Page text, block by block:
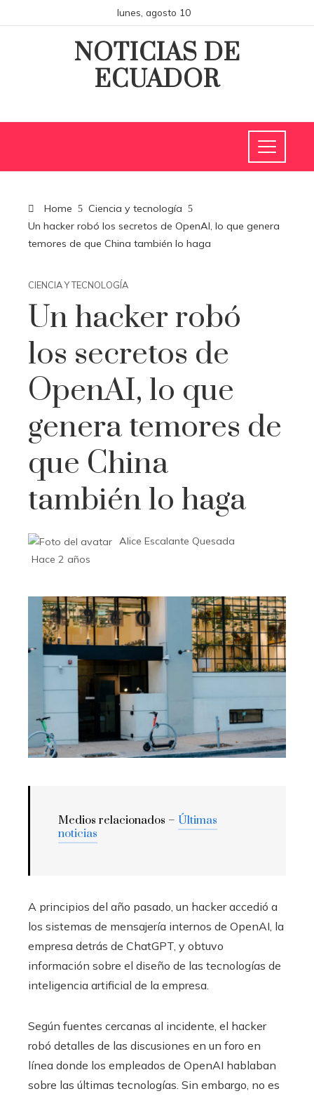
lunes, agosto 10
NOTICIAS DE
ECUADOR
Home
Ciencia y tecnología
Un hacker robó los secretos de OpenAI, lo que genera
temores de que China también lo haga
CIENCIA Y TECNOLOGÍA
Un hacker robó
los secretos de
OpenAI, lo que
genera temores de
que China
también lo haga
Alice Escalante Quesada
Hace 2 años
Medios relacionados – Últimas
noticias
A principios del año pasado, un hacker accedió a
los sistemas de mensajería internos de OpenAI, la
empresa detrás de ChatGPT, y obtuvo
información sobre el diseño de las tecnologías de
inteligencia artificial de la empresa.
Según fuentes cercanas al incidente, el hacker
robó detalles de las discusiones en un foro en
línea donde los empleados de OpenAI hablaban
sobre las últimas tecnologías. Sin embargo, no es